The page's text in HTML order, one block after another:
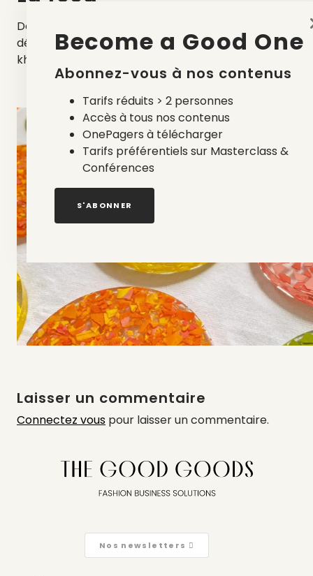
Dégustez des pâtisseries sucrées comme les
délicieux cookies@reggiecookies, ou les
khaks
Laisser un commentaire
Connectez vous pour laisser un commentaire.
Nos newsletters
Become a Good One
Abonnez-vous à nos contenus
Tarifs réduits > 2 personnes
Accès à tous nos contenus
OnePagers à télécharger
Tarifs préférentiels sur Masterclass &
Conférences
S'ABONNER